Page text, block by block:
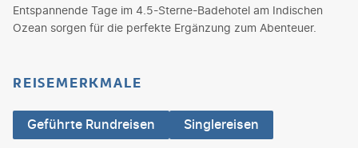
Entspannende Tage im 4.5-Sterne-Badehotel am Indischen
Ozean sorgen für die perfekte Ergänzung zum Abenteuer.
REISEMERKMALE
Geführte Rundreisen Singlereisen